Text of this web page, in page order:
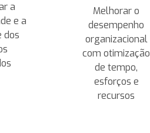
a
e a
dos
Melhorar o
desempenho
organizacional
com otimização
de tempo,
esforços e
recursos